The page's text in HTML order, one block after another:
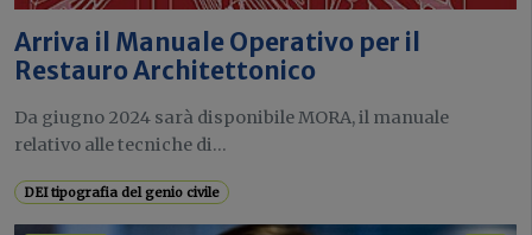
Arriva il Manuale Operativo per il
Restauro Architettonico
Da giugno 2024 sarà disponibile MORA, il manuale
relativo alle tecniche di...
DEI tipografia del genio civile